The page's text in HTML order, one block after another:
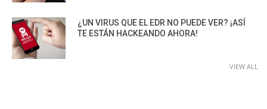
¿UN VIRUS QUE EL EDR NO PUEDE VER? ¡ASÍ
TE ESTÁN HACKEANDO AHORA!
VIEW ALL